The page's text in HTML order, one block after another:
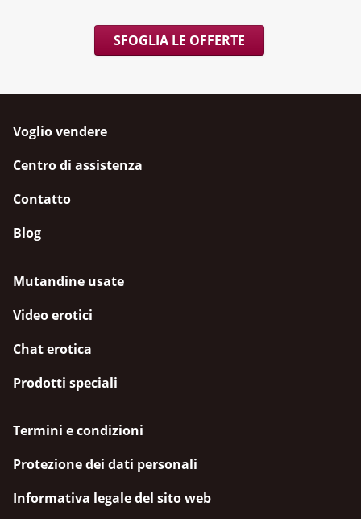
SFOGLIA LE OFFERTE
Voglio vendere
Centro di assistenza
Contatto
Blog
Mutandine usate
Video erotici
Chat erotica
Prodotti speciali
Termini e condizioni
Protezione dei dati personali
Informativa legale del sito web